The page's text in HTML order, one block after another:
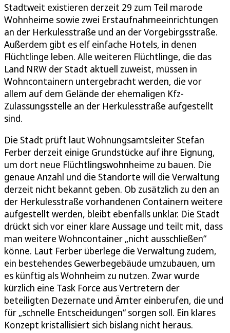
Stadtweit existieren derzeit 29 zum Teil marode
Wohnheime sowie zwei Erstaufnahmeeinrichtungen
an der Herkulesstraße und an der Vorgebirgsstraße.
Außerdem gibt es elf einfache Hotels, in denen
Flüchtlinge leben. Alle weiteren Flüchtlinge, die das
Land NRW der Stadt aktuell zuweist, müssen in
Wohncontainern untergebracht werden, die vor
allem auf dem Gelände der ehemaligen Kfz-
Zulassungsstelle an der Herkulesstraße aufgestellt
sind.
Die Stadt prüft laut Wohnungsamtsleiter Stefan
Ferber derzeit einige Grundstücke auf ihre Eignung,
um dort neue Flüchtlingswohnheime zu bauen. Die
genaue Anzahl und die Standorte will die Verwaltung
derzeit nicht bekannt geben. Ob zusätzlich zu den an
der Herkulesstraße vorhandenen Containern weitere
aufgestellt werden, bleibt ebenfalls unklar. Die Stadt
drückt sich vor einer klare Aussage und teilt mit, dass
man weitere Wohncontainer „nicht ausschließen“
könne. Laut Ferber überlege die Verwaltung zudem,
ein bestehendes Gewerbegebäude umzubauen, um
es künftig als Wohnheim zu nutzen. Zwar wurde
kürzlich eine Task Force aus Vertretern der
beteiligten Dezernate und Ämter einberufen, die und
für „schnelle Entscheidungen“ sorgen soll. Ein klares
Konzept kristallisiert sich bislang nicht heraus.